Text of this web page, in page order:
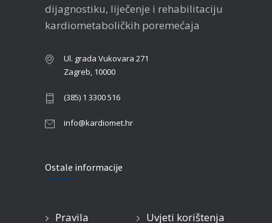
dijagnostiku, liječenje i rehabilitaciju
kardiometaboličkih poremećaja
Ul. grada Vukovara 271
Zagreb, 10000
(385) 1 3300 516
info@kardiomet.hr
Ostale informacije
Pravila
Uvjeti korištenja